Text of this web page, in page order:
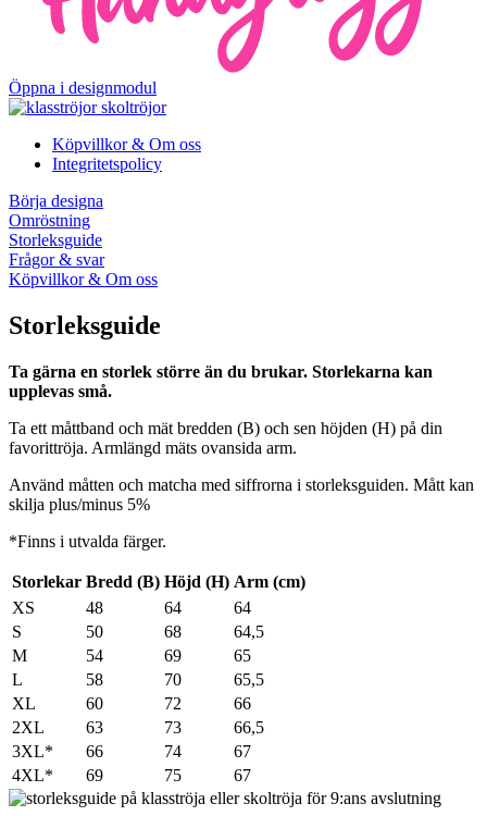
Öppna i designmodul
Köpvillkor & Om oss
Integritetspolicy
Börja designa
Omröstning
Storleksguide
Frågor & svar
Köpvillkor & Om oss
Storleksguide
Ta gärna en storlek större än du brukar. Storlekarna kan
upplevas små.
Ta ett måttband och mät bredden (B) och sen höjden (H) på din
favorittröja. Armlängd mäts ovansida arm.
Använd måtten och matcha med siffrorna i storleksguiden. Mått kan
skilja plus/minus 5%
*Finns i utvalda färger.
Storlekar Bredd (B) Höjd (H) Arm (cm)
XS
48 64
64
S
50 68
64,5
M
54 69
65
L
58 70
65,5
XL
60 72
66
2XL
63 73
66,5
3XL*
66 74
67
4XL*
69 75 67